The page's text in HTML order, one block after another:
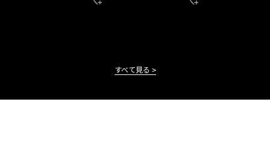
すべて見る